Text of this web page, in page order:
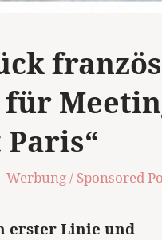
Werbung / Sponsored
erster Linie und